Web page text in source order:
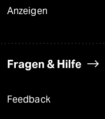
Anzeigen
Fragen & Hilfe
Feedback